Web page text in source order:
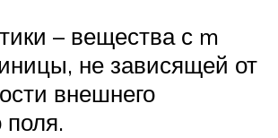
– вещества с m
не зависящей от
внешнего
поля.